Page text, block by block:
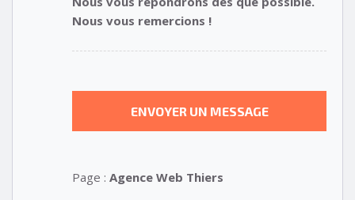
Nous vous remercions !
Page : Agence Web Thiers